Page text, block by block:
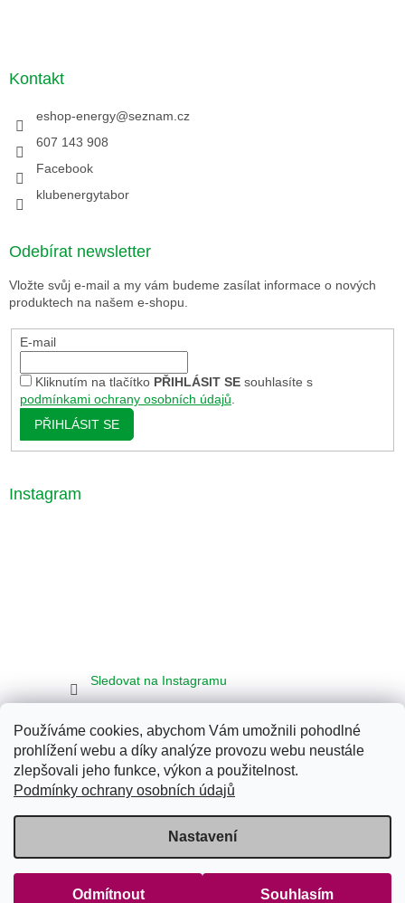
Používáme cookies, abychom Vám umožnili pohodlné
prohlížení webu a díky analýze provozu webu neustále
zlepšovali jeho funkce, výkon a použitelnost.
Podmínky ochrany osobních údajů
Nastavení
Odmítnout Souhlasím
Kontakt
eshop-energy@seznam.cz
607 143 908
Facebook
klubenergytabor
Odebírat newsletter
Vložte svůj e-mail a my vám budeme zasílat informace o nových
produktech na našem e-shopu.
E-mail
Kliknutím na tlačítko PŘIHLÁSIT SEsouhlasíte s
podmínkami ochrany osobních údajů.
PŘIHLÁSIT SE
Instagram
Sledovat na Instagramu
Seznam Google Bing
Vytvořil Shoptet
Copyright 2026Klub Energy Tábor. Všechna práva vyhrazena.
Upravit nastavení cookies